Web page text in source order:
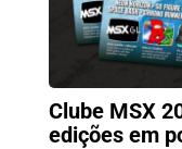
Clube MSX
edições em